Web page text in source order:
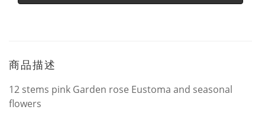
商品描述
12 stems pink Garden rose Eustoma and seasonal
flowers